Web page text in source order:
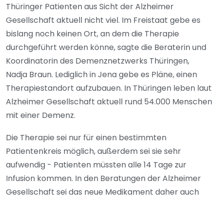
Thüringer Patienten aus Sicht der Alzheimer
Gesellschaft aktuell nicht viel. Im Freistaat gebe es
bislang noch keinen Ort, an dem die Therapie
durchgeführt werden könne, sagte die Beraterin und
Koordinatorin des Demenznetzwerks Thüringen,
Nadja Braun. Lediglich in Jena gebe es Pläne, einen
Therapiestandort aufzubauen. In Thüringen leben laut
Alzheimer Gesellschaft aktuell rund 54.000 Menschen
mit einer Demenz.
Die Therapie sei nur für einen bestimmten
Patientenkreis möglich, außerdem sei sie sehr
aufwendig - Patienten müssten alle 14 Tage zur
Infusion kommen. In den Beratungen der Alzheimer
Gesellschaft sei das neue Medikament daher auch